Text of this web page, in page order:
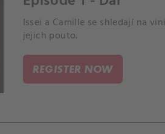
Issei a Camille se shledají na
jejich pouto.
REGISTER NOW